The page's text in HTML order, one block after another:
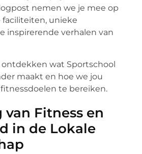
nemen we je mee op
faciliteiten, unieke
inspirerende verhalen van
ontdekken wat Sportschool
maakt en hoe we jou
te bereiken.
van Fitness en
in de Lokale